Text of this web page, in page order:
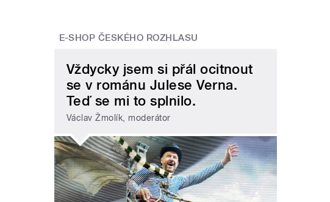
E-SHOP ČESKÉHO ROZHLASU
Vždycky jsem si přál ocitnout
se v románu Julese Verna.
Teď se mi to splnilo.
Václav Žmolík, moderátor